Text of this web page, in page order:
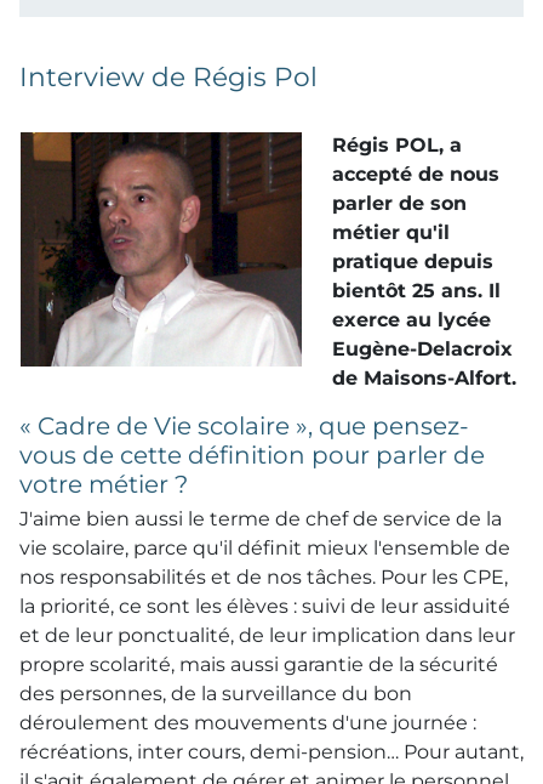
Interview de Régis Pol
Régis POL, a
accepté de nous
parler de son
métier qu'il
pratique depuis
bientôt 25 ans. Il
exerce au lycée
Eugène-Delacroix
de Maisons-Alfort.
« Cadre de Vie scolaire », que pensez-
vous de cette définition pour parler de
votre métier ?
J'aime bien aussi le terme de chef de service de la
vie scolaire, parce qu'il définit mieux l'ensemble de
nos responsabilités et de nos tâches. Pour les CPE,
la priorité, ce sont les élèves : suivi de leur assiduité
et de leur ponctualité, de leur implication dans leur
propre scolarité, mais aussi garantie de la sécurité
des personnes, de la surveillance du bon
déroulement des mouvements d'une journée :
récréations, inter cours, demi-pension… Pour autant,